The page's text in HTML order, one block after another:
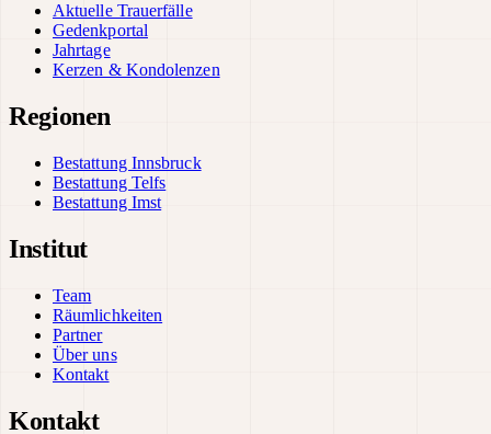
Aktuelle Trauerfälle
Gedenkportal
Jahrtage
Kerzen & Kondolenzen
Regionen
Bestattung Innsbruck
Bestattung Telfs
Bestattung Imst
Institut
Team
Räumlichkeiten
Partner
Über uns
Kontakt
Kontakt